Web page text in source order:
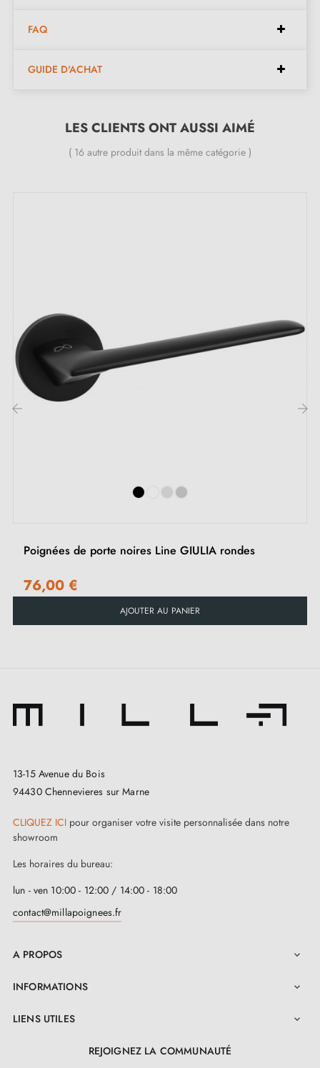
une sensation de luxe à chaque utilisation, tout en
garantie de 2 ans, vous pouvez avoir l'assurance d'un
Caractéristiques :
Pour portes plus épaisses ou poignée de porte à
relevage, contactez-nous par e-mail
Inclus :
Vis M4 pour une fixation robuste
Instructions d'installation et vidéos détaillées en
Français
Recommandations :
l'utiliser uniquement en intérieur, en évitant toute
gammes de serrures de porte assorties
sécurité dans votre espace.
FAQ
GUIDE D'ACHAT
LES CLIENTS ONT AUSSI AIMÉ
( 16 autre produit dans la même catégorie )
Poignées de porte noires Line GIULIA rondes
76,00 €
AJOUTER AU PANIER
13-15 Avenue du Bois
94430 Chennevieres sur Marne
CLIQUEZ ICI pour organiser votre visite personnalisée dans notre
showroom
Les horaires du bureau:
lun - ven 10:00 - 12:00 / 14:00 - 18:00
contact@millapoignees.fr
A PROPOS 
INFORMATIONS 
LIENS UTILES 
REJOIGNEZ LA COMMUNAUTÉ